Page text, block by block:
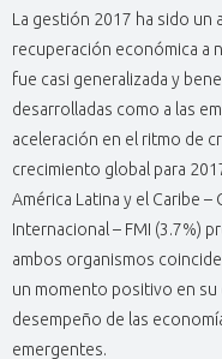
La gestión 2017 ha sido un
recuperación económica a
fue casi generalizada y
desarrolladas como a las
aceleración en el ritmo de
crecimiento global para
América Latina y el Caribe –
Internacional – FMI (3.7%)
ambos organismos
un momento positivo en
desempeño de las
emergentes.